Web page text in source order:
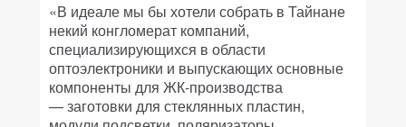
«В идеале мы бы хотели собрать в Тайнане
некий конгломерат компаний,
специализирующихся в области
оптоэлектроники и выпускающих основные
компоненты для ЖК-производства
— заготовки для стеклянных пластин,